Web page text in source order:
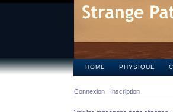
HOME PHYSIQUE
Connexion Inscription